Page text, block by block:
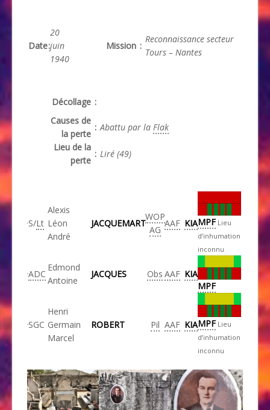
Date:
20
juin
1940
Mission :
Reconnaissance secteur
Tours – Nantes
Décollage :
Causes de
la perte
: Abattu par la Flak
Lieu de la
perte
: Liré (49)
S/Lt
Alexis
Léon
André
JACQUEMART
WOP
AG
AAF KIAMPF Lieu
d’inhumation
inconnu
ADC
Edmond
Antoine
JACQUES Obs AAF KIA
MPF
SGC
Henri
Germain
Marcel
ROBERT Pil AAF KIAMPF Lieu
d’inhumation
inconnu